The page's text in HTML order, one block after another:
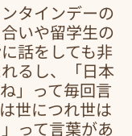
タインデーの
いや留学生の
話をしても非
るし、「日本
」って毎回言
世につれ世は
って言葉があ